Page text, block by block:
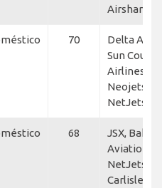
Airshare
70
Delta Air
Sun
Airlines,
Neojets,
NetJets
68
JSX, Baker
Aviation,
NetJets,
Carlisle Air